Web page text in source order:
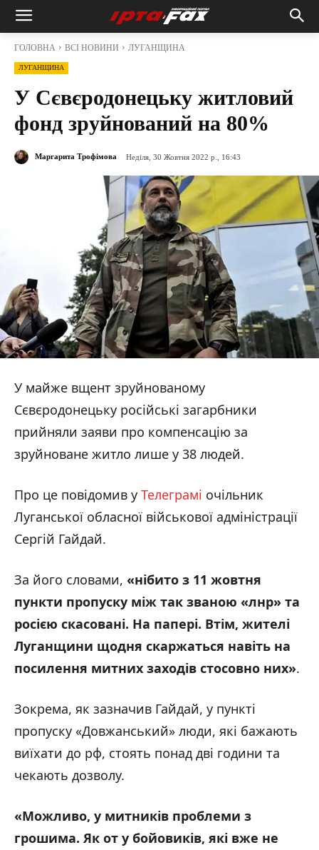
ГОЛОВНА ВСІ НОВИНИ ЛУГАНЩИНА
ЛУГАНЩИНА
У Сєвєродонецьку житловий
фонд зруйнований на 80%
Маргарита Трофімова Неділя, 30 Жовтня 2022 р., 16:43
У майже вщент зруйнованому
Сєвєродонецьку російські загарбники
прийняли заяви про компенсацію за
зруйноване житло лише у 38 людей.
Про це повідомив у Телеграмі очільник
Луганської обласної військової адміністрації
Сергій Гайдай.
За його словами, «нібито з 11 жовтня
пункти пропуску між так званою «лнр» та
росією скасовані. На папері. Втім, жителі
Луганщини щодня скаржаться навіть на
посилення митних заходів стосовно них».
Зокрема, як зазначив Гайдай, у пункті
пропуску «Довжанський» люди, які бажають
виїхати до рф, стоять понад дві години та
чекають дозволу.
«Можливо, у митників проблеми з
грошима. Як от у бойовиків, які вже не